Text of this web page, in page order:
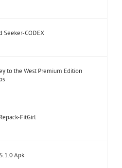
Seeker-CODEX
to the West Premium Edition
FitGirl
Apk